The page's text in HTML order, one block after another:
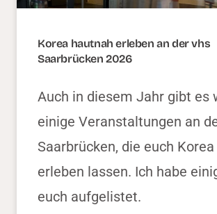
Korea hautnah erleben an der vhs
Saarbrücken 2026
Auch in diesem Jahr gibt es
einige Veranstaltungen an
Saarbrücken, die euch
erleben lassen. Ich habe
euch aufgelistet.